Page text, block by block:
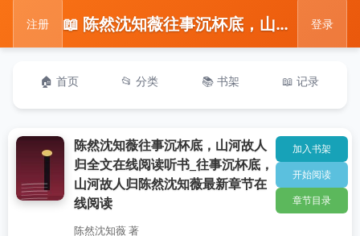
注册 📖 陈然沈知薇往事沉杯底，山河故人归全文在线阅读听书_往事沉杯底，山河故人归陈然沈知薇最新章节在线阅读 登录
🏠 首页 📂 分类 📚 书架 📖 记录
陈然沈知薇往事沉杯底，山河故人
归全文在线阅读听书_往事沉杯底，
山河故人归陈然沈知薇最新章节在
线阅读
陈然沈知薇 著
加入书架
开始阅读
章节目录